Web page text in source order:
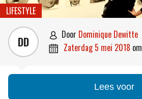
LIFESTYLE
DD  door Dominique Dewitte
 zaterdag 5 mei 2018 om
Lees voor